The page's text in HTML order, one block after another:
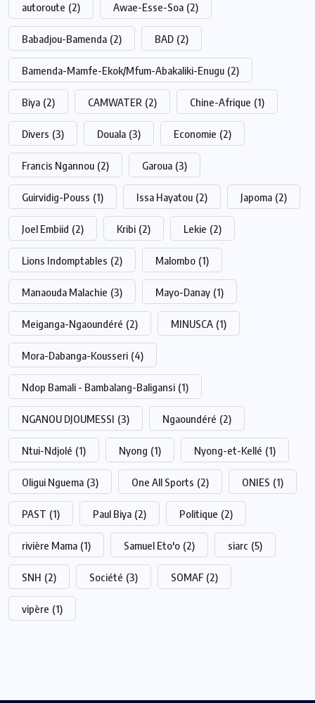
autoroute (2) Awae-Esse-Soa (2)
Babadjou-Bamenda (2) BAD (2)
Bamenda-Mamfe-Ekok/Mfum-Abakaliki-Enugu (2)
Biya (2) CAMWATER (2) Chine-Afrique (1)
Divers (3) Douala (3) Economie (2)
Francis Ngannou (2) Garoua (3)
Guirvidig-Pouss (1) Issa Hayatou (2) Japoma (2)
Joel Embiid (2) Kribi (2) Lekie (2)
Lions Indomptables (2) Malombo (1)
Manaouda Malachie (3) Mayo-Danay (1)
Meiganga-Ngaoundéré (2) MINUSCA (1)
Mora-Dabanga-Kousseri (4)
Ndop Bamali - Bambalang-Baligansi (1)
NGANOU DJOUMESSI (3) Ngaoundéré (2)
Ntui-Ndjolé (1) Nyong (1) Nyong-et-Kellé (1)
Oligui Nguema (3) One All Sports (2) ONIES (1)
PAST (1) Paul Biya (2) Politique (2)
rivière Mama (1) Samuel Eto'o (2) siarc (5)
SNH (2) Société (3) SOMAF (2)
vipère (1)